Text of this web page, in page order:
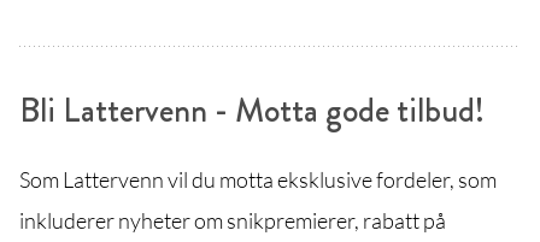
Bli Lattervenn - Motta gode tilbud!
Som Lattervenn vil du motta eksklusive fordeler, som
inkluderer nyheter om snikpremierer, rabatt på